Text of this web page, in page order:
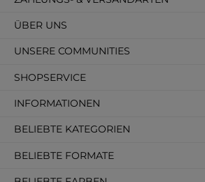
SHOPSERVICE
INFORMATIONEN
BELIEBTE KATEGORIEN
BELIEBTE FORMATE
ÜBER UNS
UNSERE COMMUNITIES